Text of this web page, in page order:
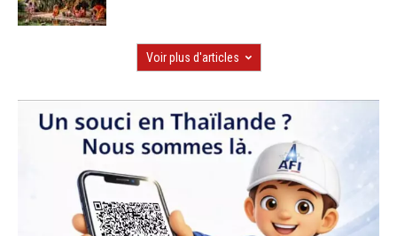
Voir plus d'articles